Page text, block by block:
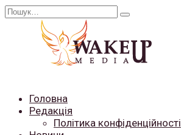
Перейти
Search
Головна
Редакція
Політика конфіденційності